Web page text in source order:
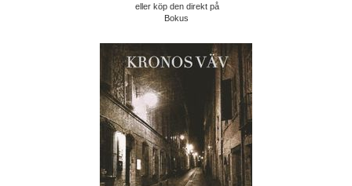
eller köp den direkt på
Bokus